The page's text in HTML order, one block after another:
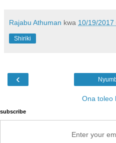
Rajabu Athuman kwa 10/19/2017
Shiriki
‹
Ona toleo
subscribe
Enter your